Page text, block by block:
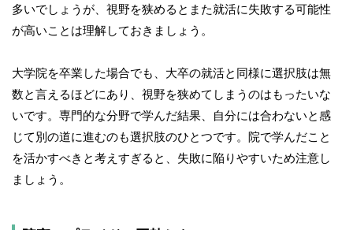
多いでしょうが、視野を狭めるとまた就活に失敗する可能性
が高いことは理解しておきましょう。
大学院を卒業した場合でも、大卒の就活と同様に選択肢は無
数と言えるほどにあり、視野を狭めてしまうのはもったいな
いです。専門的な分野で学んだ結果、自分には合わないと感
じて別の道に進むのも選択肢のひとつです。院で学んだこと
を活かすべきと考えすぎると、失敗に陥りやすいため注意し
ましょう。